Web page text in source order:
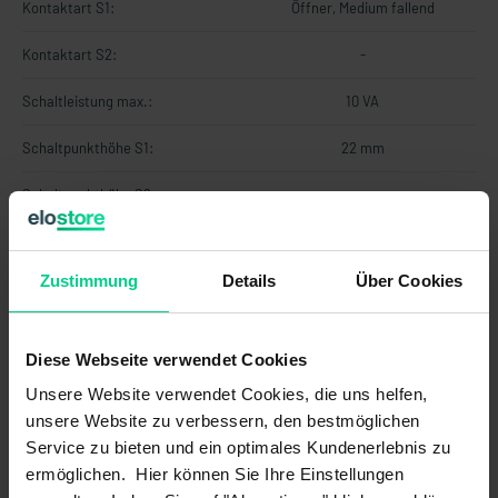
Zustimmung Details Über Cookies
Diese Webseite verwendet Cookies
Unsere Website verwendet Cookies, die uns helfen,
unsere Website zu verbessern, den bestmöglichen
Service zu bieten und ein optimales Kundenerlebnis zu
ermöglichen. Hier können Sie Ihre Einstellungen
Kontaktart S1: Öffner, Medium fallend
Kontaktart S2: -
Schaltleistung max.: 10 VA
Schaltpunkthöhe S1: 22 mm
Schaltpunkthöhe S2: -
Schaltspannung max.: 48 V DC
Eigenschaften
Artikelkennzeichnung: Laser-Beschriftung